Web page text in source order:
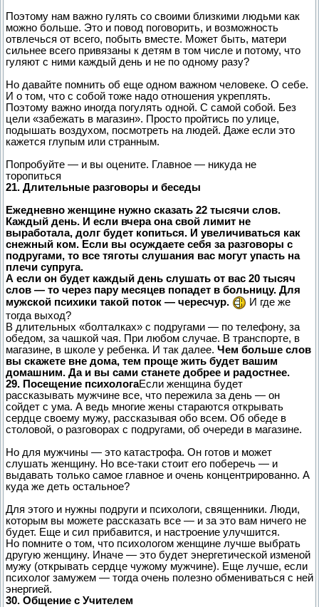
Поэтому нам важно гулять со своими близкими людьми как
можно больше. Это и повод поговорить, и возможность
отвлечься от всего, побыть вместе. Может быть, матери
сильнее всего привязаны к детям в том числе и потому, что
гуляют с ними каждый день и не по одному разу?
Но давайте помнить об еще одном важном человеке. О себе.
И о том, что с собой тоже надо отношения укреплять.
Поэтому важно иногда погулять одной. С самой собой. Без
цели «забежать в магазин». Просто пройтись по улице,
подышать воздухом, посмотреть на людей. Даже если это
кажется глупым или странным.
Попробуйте — и вы оцените. Главное — никуда не
торопиться
21. Длительные разговоры и беседы
Ежедневно женщине нужно сказать 22 тысячи слов.
Каждый день. И если вчера она свой лимит не
выработала, долг будет копиться. И увеличиваться как
снежный ком. Если вы осуждаете себя за разговоры с
подругами, то все тяготы слушания вас могут упасть на
плечи супруга.
А если он будет каждый день слушать от вас 20 тысяч
слов — то через пару месяцев попадет в больницу. Для
мужской психики такой поток — чересчур.
И где же
тогда выход?
В длительных «болталках» с подругами — по телефону, за
обедом, за чашкой чая. При любом случае. В транспорте, в
магазине, в школе у ребенка. И так далее. Чем больше слов
вы скажете вне дома, тем проще жить будет вашим
домашним. Да и вы сами станете добрее и радостнее.
29. Посещение психологаЕсли женщина будет
рассказывать мужчине все, что пережила за день — он
сойдет с ума. А ведь многие жены стараются открывать
сердце своему мужу, рассказывая обо всем. Об обеде в
столовой, о разговорах с подругами, об очереди в магазине.
Но для мужчины — это катастрофа. Он готов и может
слушать женщину. Но все-таки стоит его поберечь — и
выдавать только самое главное и очень концентрированно. А
куда же деть остальное?
Для этого и нужны подруги и психологи, священники. Люди,
которым вы можете рассказать все — и за это вам ничего не
будет. Еще и сил прибавится, и настроение улучшится.
Но помните о том, что психологом женщине лучше выбрать
другую женщину. Иначе — это будет энергетической изменой
мужу (открывать сердце чужому мужчине). Еще лучше, если
психолог замужем — тогда очень полезно обмениваться с ней
энергией.
30. Общение с Учителем